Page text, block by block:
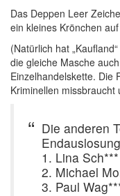
Das Deppen Leer
ein kleines Krönchen
(Natürlich hat
die gleiche Masche
Einzelhandelskette. Die
Kriminellen
Die anderen
1. Lina Sch***
2. Michael
3. Paul